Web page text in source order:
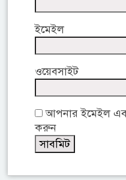
ইমেইল
ওয়েবসাইট
আপনার ইমেইল
করুন